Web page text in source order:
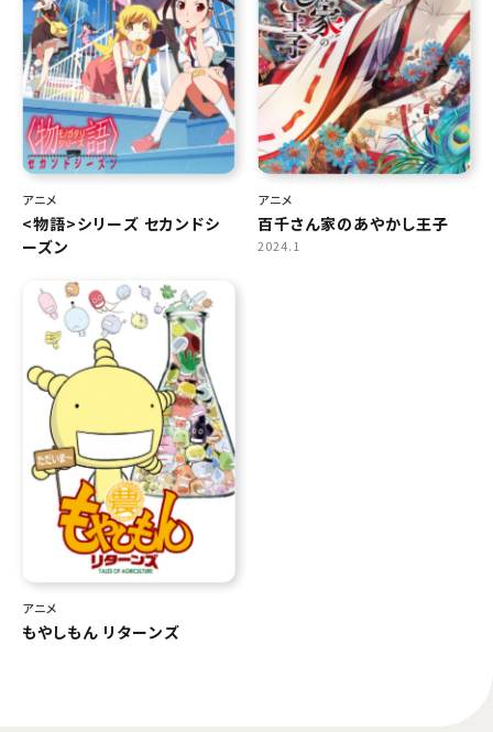
アニメ
<物語>シリーズ セカンドシ
ーズン
アニメ
百千さん家のあやかし王子
2024.1
アニメ
もやしもん リターンズ